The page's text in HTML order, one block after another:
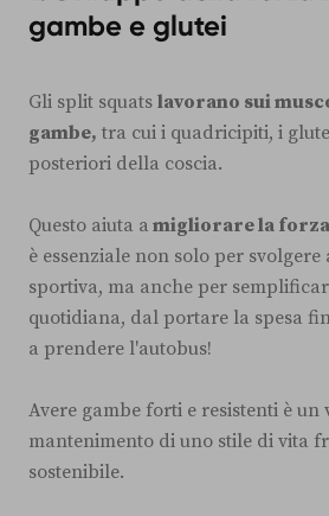
gambe e glutei
Gli split squats lavorano sui
gambe, tra cui i quadricipiti, i
posteriori della coscia.
Questo aiuta a migliorare la
è essenziale non solo per
sportiva, ma anche per
quotidiana, dal portare la spesa
a prendere l'autobus!
Avere gambe forti e resistenti è
mantenimento di uno stile di vita
sostenibile.